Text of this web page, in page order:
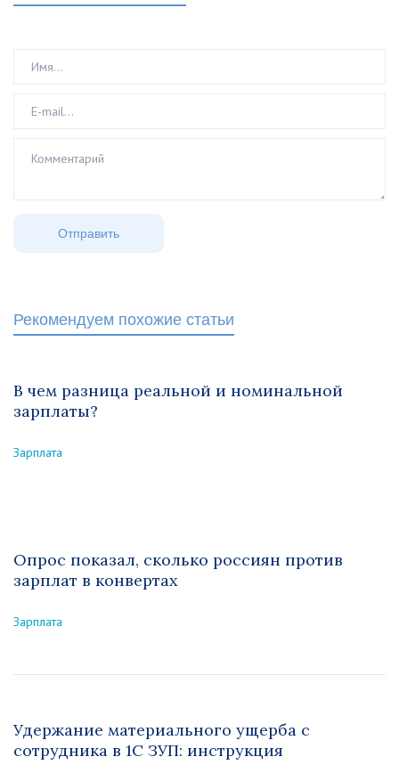
Рекомендуем похожие статьи
В чем разница реальной и номинальной
зарплаты?
Зарплата
Опрос показал, сколько россиян против
зарплат в конвертах
Зарплата
Удержание материального ущерба с
сотрудника в 1С ЗУП: инструкция